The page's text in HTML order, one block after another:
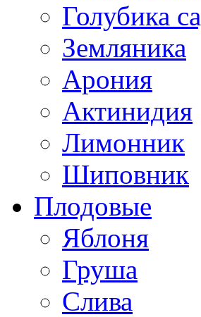
Голубика
Земляника
Арония
Актинидия
Лимонник
Шиповник
Плодовые
Яблоня
Груша
Слива